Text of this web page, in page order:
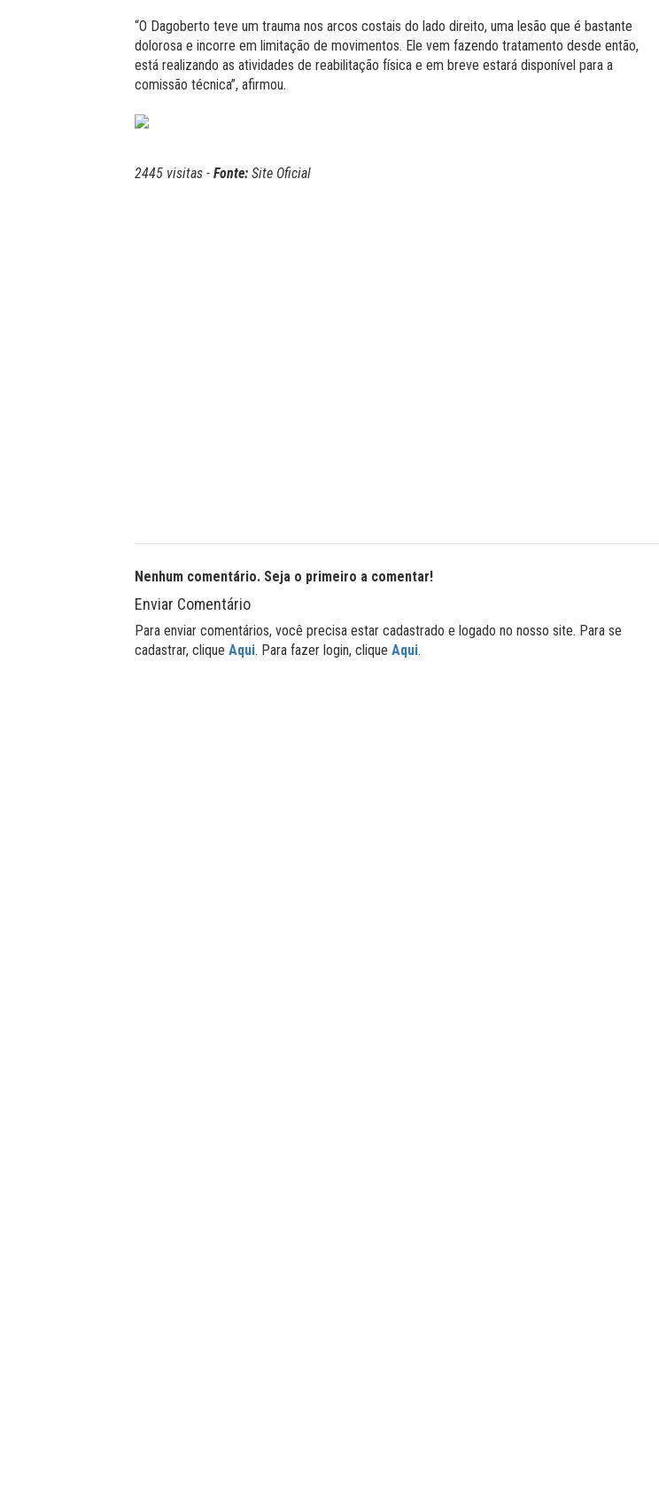
“O Dagoberto teve um trauma nos arcos costais do lado direito, uma lesão que é bastante
dolorosa e incorre em limitação de movimentos. Ele vem fazendo tratamento desde então,
está realizando as atividades de reabilitação física e em breve estará disponível para a
comissão técnica”, afirmou.
2445 visitas - Fonte: Site Oficial
Nenhum comentário. Seja o primeiro a comentar!
Enviar Comentário
Para enviar comentários, você precisa estar cadastrado e logado no nosso site. Para se
cadastrar, clique Aqui. Para fazer login, clique Aqui.